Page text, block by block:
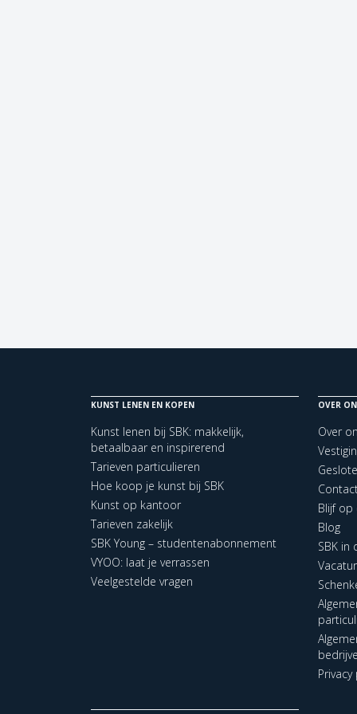
KUNST LENEN EN KOPEN
Kunst lenen bij SBK: makkelijk,
betaalbaar en inspirerend
Tarieven particulieren
Hoe koop je kunst bij SBK
Kunst op kantoor
Tarieven zakelijk
SBK Young – studentenabonnement
VYOO: laat je verrassen
Veelgestelde vragen
OVER
Over
Blijf op
Blog
SBK in